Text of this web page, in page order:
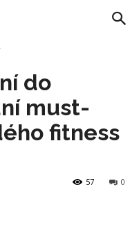
do
must-
fitness
0
57